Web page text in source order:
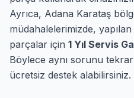
Ayrıca, Adana Karataş
müdahalelerimizde,
parçalar için 1 Yıl Servis
Böylece aynı sorunu
ücretsiz destek alabilirsiniz.